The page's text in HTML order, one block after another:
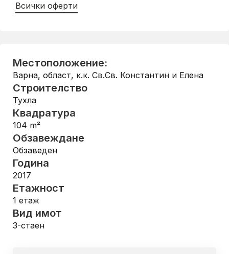
Всички оферти
Местоположение:
Варна, област, к.к. Св.Св. Константин и Елена
Строителство
Тухла
Квадратура
104 m²
Обзавеждане
Обзаведен
Година
2017
Етажност
1 етаж
Вид имот
3-стаен